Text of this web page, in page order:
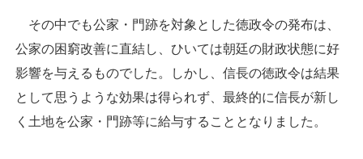
その中でも公家・門跡を対象とした徳政令の発布は、
公家の困窮改善に直結し、ひいては朝廷の財政状態に好
影響を与えるものでした。しかし、信長の徳政令は結果
として思うような効果は得られず、最終的に信長が新し
く土地を公家・門跡等に給与することとなりました。